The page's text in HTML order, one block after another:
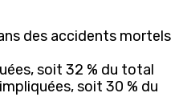
des accidents mortels
soit 32 % du total
soit 30 % du